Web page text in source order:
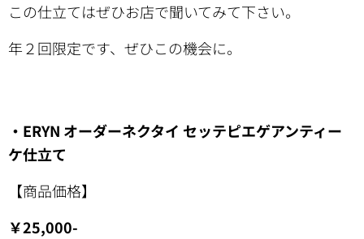
この仕立てはぜひお店で聞いてみて下さい。
年２回限定です、ぜひこの機会に。
・ERYN オーダーネクタイ セッテピエゲアンティー
ケ仕立て
【商品価格】
￥25,000-